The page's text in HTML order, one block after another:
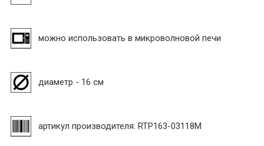
можно использовать в микроволновой печи
диаметр - 16 см
артикул производителя: RTP163-03118M